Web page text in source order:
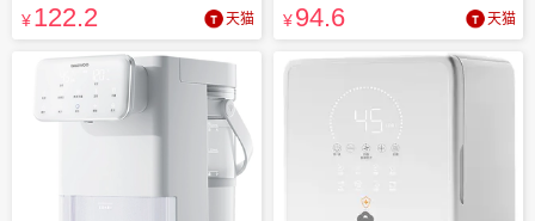
¥122.2 天猫 ¥94.6 天猫